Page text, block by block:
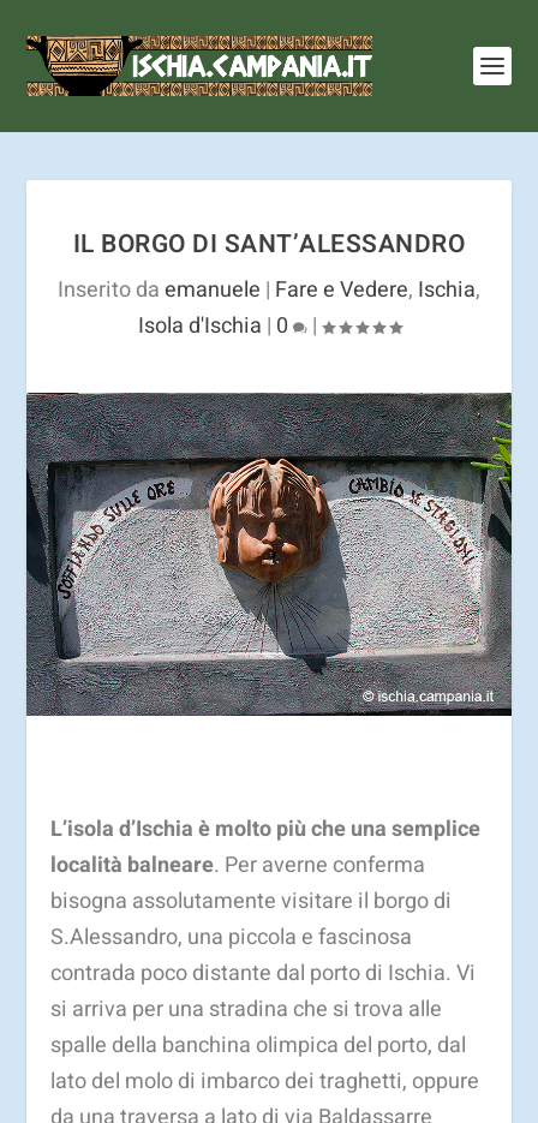
IL BORGO DI SANT’ALESSANDRO
Inserito daemanuele | Fare e Vedere, Ischia,
Isola d'Ischia | 0 |
L’isola d’Ischia è molto più che una semplice
località balneare. Per averne conferma
bisogna assolutamente visitare il borgo di
S.Alessandro, una piccola e fascinosa
contrada poco distante dal porto di Ischia. Vi
si arriva per una stradina che si trova alle
spalle della banchina olimpica del porto, dal
lato del molo di imbarco dei traghetti, oppure
tali servizi, accetti l'utilizzo dei cookie.
Ulteriori
informazioni
OK